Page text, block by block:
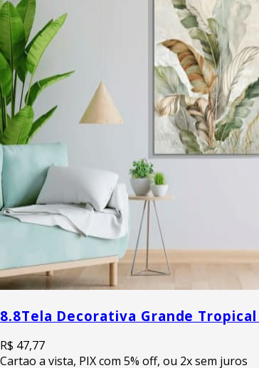
8.8Tela Decorativa Grande Tropical
R$ 47,77
Cartao a vista, PIX com 5% off, ou 2x sem juros